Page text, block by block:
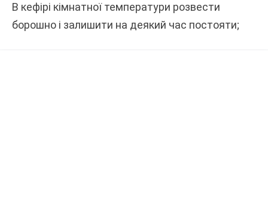
В кефірі кімнатної температури розвести
борошно і залишити на деякий час постояти;